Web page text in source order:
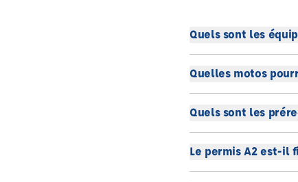
Quels sont les
Quelles motos
Quels sont les
Le permis A2 est-il